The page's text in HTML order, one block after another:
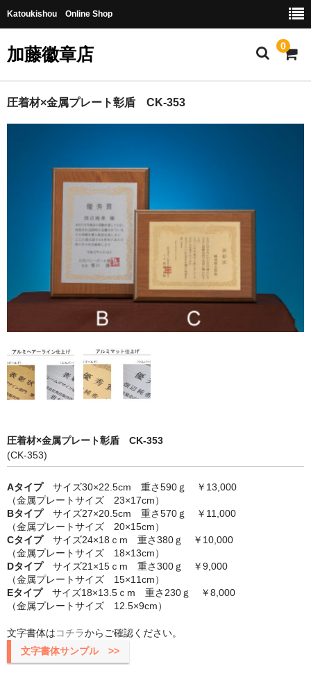
Katoukishou Online Shop
加藤徽章店 0
HOME
ご注文の流れ
彫刻・加工について
カート
圧着材×金属プレート彰盾 CK-353
圧着材×金属プレート彰盾 CK-353
(CK-353)
Aタイプサイズ30×22.5cm 重さ590ｇ ￥13,000
（金属プレートサイズ 23×17cm）
Bタイプサイズ27×20.5cm 重さ570ｇ ￥11,000
（金属プレートサイズ 20×15cm）
Cタイプサイズ24×18ｃm 重さ380ｇ ￥10,000
（金属プレートサイズ 18×13cm）
Dタイプサイズ21×15ｃm 重さ300ｇ ￥9,000
（金属プレートサイズ 15×11cm）
Eタイプサイズ18×13.5ｃm 重さ230ｇ ￥8,000
（金属プレートサイズ 12.5×9cm）
文字書体はコチラからご確認ください。
文字書体サンプル >>